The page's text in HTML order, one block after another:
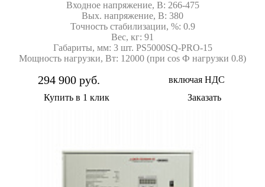
Входное напряжение, В: 266-475
Вых. напряжение, В: 380
Точность стабилизации, %: 0.9
Вес, кг: 91
Габариты, мм: 3 шт. PS5000SQ-PRO-15
Мощность нагрузки, Вт: 12000 (при cos Ф нагрузки 0.8)
294 900 руб.
включая НДС
Купить в 1 клик
Заказать